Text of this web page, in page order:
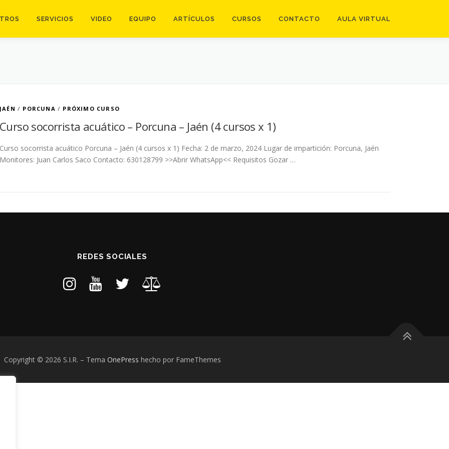
SERVICIOS VIDEO EQUIPO ARTÍCULOS CURSOS CONTACTO AULA VIRTUAL
JAÉN / PORCUNA / PRÓXIMO CURSO
Curso socorrista acuático – Porcuna – Jaén (4 cursos x 1)
Curso socorrista acuático Porcuna – Jaén (4 cursos x 1) Fecha: 2 de marzo, 2024 Lugar de impartición: Porcuna, Jaén
Monitores: Juan Carlos Saco Contacto: 630128799 >>Abrir WhatsApp<< Requisitos Gozar …
REDES SOCIALES
Copyright © 2026 S.I.R. – Tema OnePress hecho por FameThemes